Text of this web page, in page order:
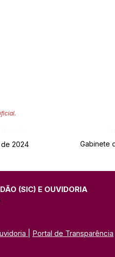
2024 Gabinete
(SIC) E OUVIDORIA
Portal de Transparência